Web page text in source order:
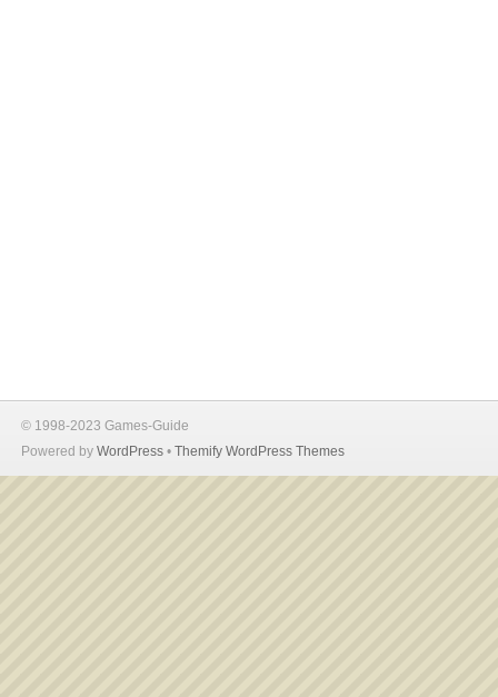
© 1998-2023 Games-Guide
Powered by WordPress • Themify WordPress Themes